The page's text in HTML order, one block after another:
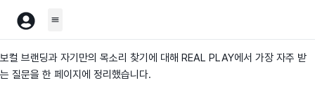
보컬 브랜딩과 자기만의 목소리 찾기에 대해 REAL PLAY에서 가장 자주 받
는 질문을 한 페이지에 정리했습니다.